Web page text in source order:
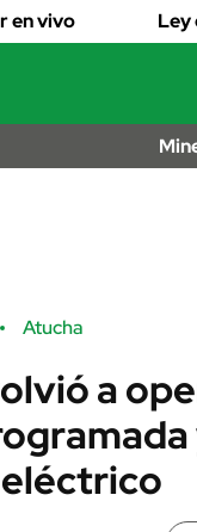
en vivo Ley
Real Estate
Sustentabilidad
ENERGY REPORT
POLÍTICA
Atucha
a